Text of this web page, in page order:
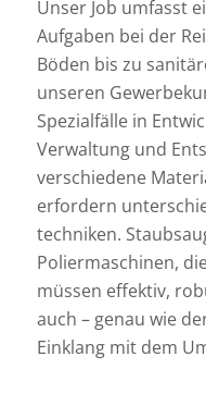
Unser Job umfasst
Aufgaben bei der
Böden bis zu
unseren
Spezialfälle in
Verwaltung und
verschiedene
erfordern
techniken.
Poliermaschinen,
müssen effektiv,
auch – genau wie
Einklang mit dem